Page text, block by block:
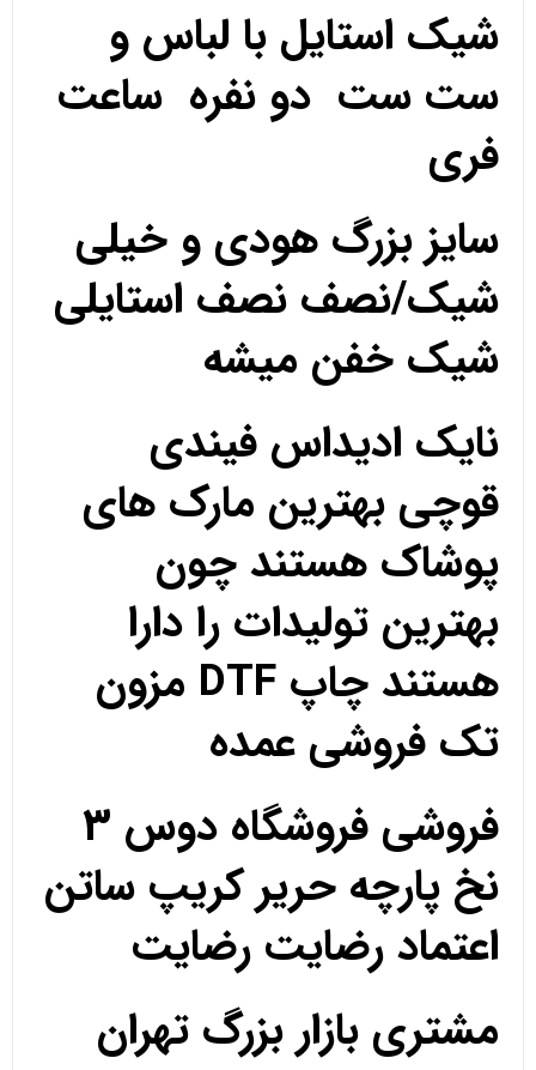
شیک استایل با لباس و
ست ست دو نفره ساعت
فری
سایز بزرگ هودی و خیلی
شیک/نصف نصف استایلی
شیک خفن میشه
نایک ادیداس فیندی
قوچی بهترین مارک های
پوشاک هستند چون
بهترین تولیدات را دارا
هستند چاپ DTF مزون
تک فروشی عمده
فروشی فروشگاه دوس 3
نخ پارچه حریر کریپ ساتن
اعتماد رضایت رضایت
مشتری بازار بزرگ تهران